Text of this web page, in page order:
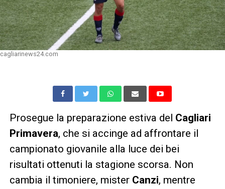
cagliarinews24.com
Prosegue la preparazione estiva del Cagliari
Primavera, che si accinge ad affrontare il
campionato giovanile alla luce dei bei
risultati ottenuti la stagione scorsa. Non
cambia il timoniere, mister Canzi, mentre